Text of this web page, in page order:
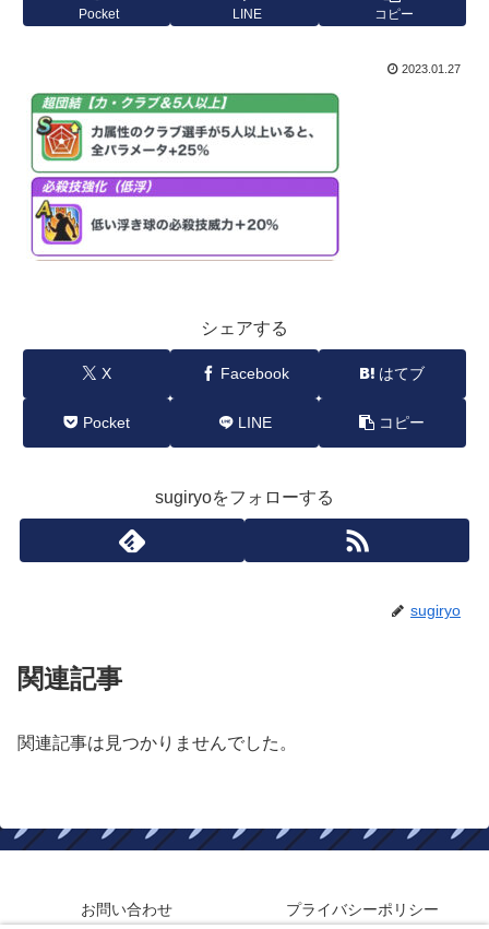
Pocket LINE コピー
2023.01.27
シェアする
X Facebook はてブ
Pocket LINE コピー
sugiryoをフォローする
sugiryo
関連記事
関連記事は見つかりませんでした。
お問い合わせ プライバシーポリシー